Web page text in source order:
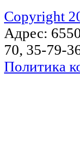
Copyright
Адрес:
70, 35-79-
Политика